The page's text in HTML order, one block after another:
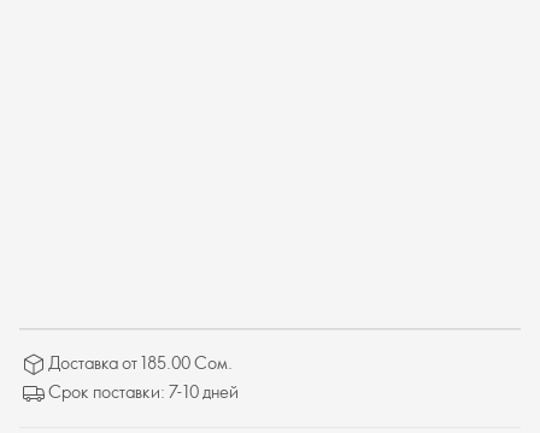
Доставка от 185.00 Сом.
Срок поставки: 7-10 дней